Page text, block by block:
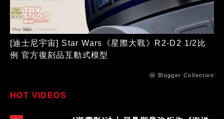
[迪士尼宇宙] Star Wars《星際大戰》R2-D2 1/2比
例 官方復刻品互動式模型
ⓦ Blogger Collection
HOT VIDEOS